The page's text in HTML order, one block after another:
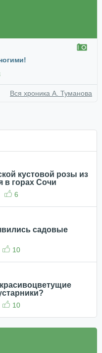
Вся хроника А. Туманова
кустовой розы из
в горах Сочи
6
садовые
10
10